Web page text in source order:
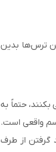
ترس‌ها بدین
حتماً به
واقعی است.
گرفتن از طرف